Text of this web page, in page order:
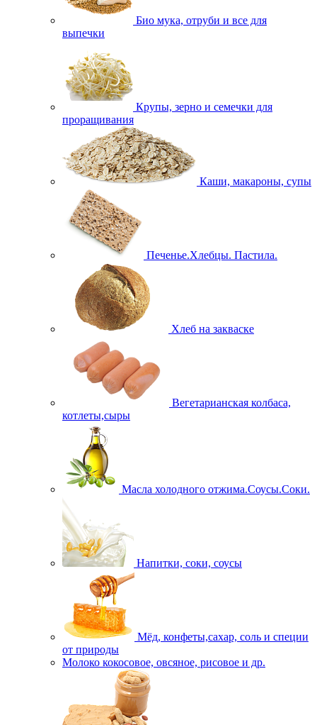
Био мука, отруби и все для
выпечки
Крупы, зерно и семечки для
проращивания
Каши, макароны, супы
Печенье.Хлебцы. Пастила.
Хлеб на закваске
Вегетарианская колбаса,
котлеты,сыры
Масла холодного отжима.Соусы.Соки.
Напитки, соки, соусы
Мёд, конфеты,сахар, соль и специи
от природы
Молоко кокосовое, овсяное, рисовое и др.